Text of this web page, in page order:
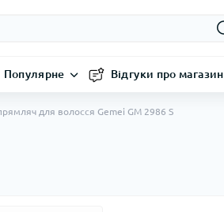
Популярне Відгуки про магазин
для волосся Gemei GM 2986 S